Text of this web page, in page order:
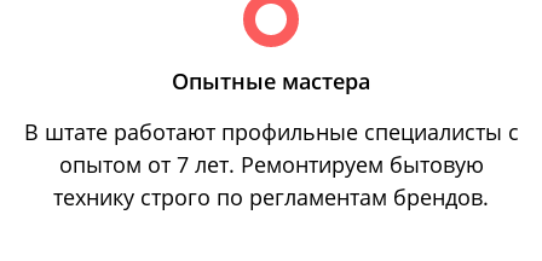
Опытные мастера
В штате работают профильные специалисты с
опытом от 7 лет. Ремонтируем бытовую
технику строго по регламентам брендов.